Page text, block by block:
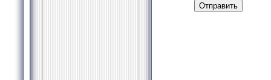
Отправить